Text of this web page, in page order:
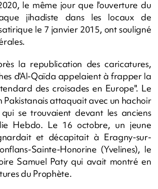
le même jour que l'ouverture du
jihadiste dans les locaux de
le 7 janvier 2015, ont souligné
la republication des caricatures,
d'Al-Qaïda appelaient à frapper la
des croisades en Europe". Le
Pakistanais attaquait avec un hachoir
se trouvaient devant les anciens
Hebdo. Le 16 octobre, un jeune
et décapitait à Eragny-sur-
Sainte-Honorine (Yvelines), le
Samuel Paty qui avait montré en
du Prophète.